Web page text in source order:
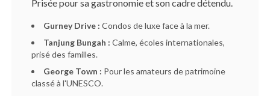
Prisée pour sa gastronomie et son cadre détendu.
Gurney Drive : Condos de luxe face à la mer.
Tanjung Bungah : Calme, écoles internationales,
prisé des familles.
George Town : Pour les amateurs de patrimoine
classé à l'UNESCO.